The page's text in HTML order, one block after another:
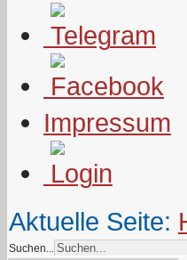
Impressum
Aktuelle Seite:
Suchen...